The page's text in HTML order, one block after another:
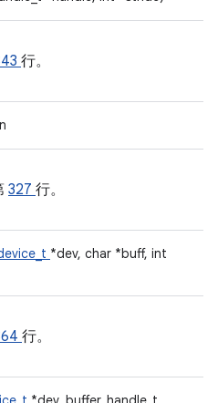
行。
327 行。
*dev, char *buff, int
行。